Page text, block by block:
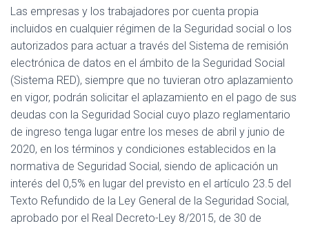
Las empresas y los trabajadores por cuenta propia
incluidos en cualquier régimen de la Seguridad social o los
autorizados para actuar a través del Sistema de remisión
electrónica de datos en el ámbito de la Seguridad Social
(Sistema RED), siempre que no tuvieran otro aplazamiento
en vigor, podrán solicitar el aplazamiento en el pago de sus
deudas con la Seguridad Social cuyo plazo reglamentario
de ingreso tenga lugar entre los meses de abril y junio de
2020, en los términos y condiciones establecidos en la
normativa de Seguridad Social, siendo de aplicación un
interés del 0,5% en lugar del previsto en el artículo 23.5 del
Texto Refundido de la Ley General de la Seguridad Social,
aprobado por el Real Decreto-Ley 8/2015, de 30 de